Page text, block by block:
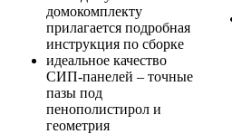
домокомплекту
прилагается подробная
инструкция по сборке
идеальное качество
СИП-панелей – точные
пазы под
пенополистирол и
геометрия